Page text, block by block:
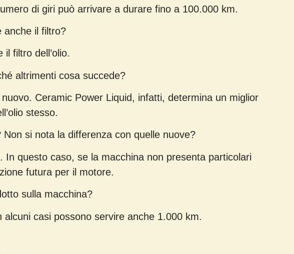
di giri può arrivare a durare fino a 100.000 km.
anche il filtro?
filtro dell’olio.
altrimenti cosa succede?
Ceramic Power Liquid, infatti, determina un miglior
stesso.
si nota la differenza con quelle nuove?
questo caso, se la macchina non presenta particolari
futura per il motore.
sulla macchina?
casi possono servire anche 1.000 km.